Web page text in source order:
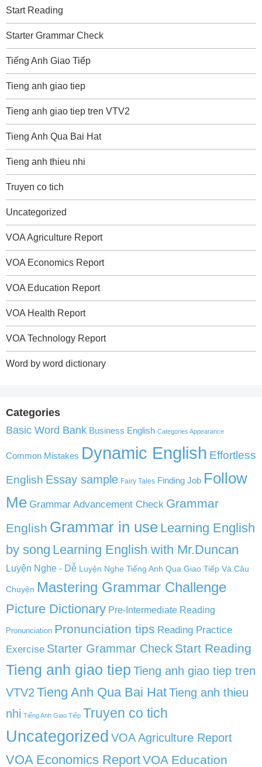
Start Reading
Starter Grammar Check
Tiếng Anh Giao Tiếp
Tieng anh giao tiep
Tieng anh giao tiep tren VTV2
Tieng Anh Qua Bai Hat
Tieng anh thieu nhi
Truyen co tich
Uncategorized
VOA Agriculture Report
VOA Economics Report
VOA Education Report
VOA Health Report
VOA Technology Report
Word by word dictionary
Categories
Basic Word Bank Business English Categories Appearance
Common Mistakes Dynamic English Effortless
English Essay sample Fairy Tales Finding Job Follow
Me Grammar Advancement Check Grammar
English Grammar in use Learning English
by song Learning English with Mr.Duncan
Luyện Nghe - Dễ Luyện Nghe Tiếng Anh Qua Giao Tiếp Và Câu
Chuyện Mastering Grammar Challenge
Picture Dictionary Pre-Intermediate Reading
Pronunciation Pronunciation tips Reading Practice
Exercise Starter Grammar Check Start Reading
Tieng anh giao tiep Tieng anh giao tiep tren
VTV2 Tieng Anh Qua Bai HatTieng anh thieu
nhi Tiếng Anh Giao Tiếp Truyen co tich
Uncategorized VOA Agriculture Report
VOA Economics ReportVOA Education